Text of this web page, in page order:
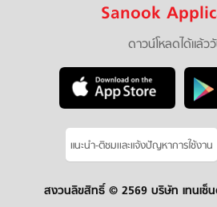
Sanook
ดาวน์โหลดได้แล้ว
แนะนำ-ติชมเเละแจ้งปัญหาการใช้งาน
สงวนลิขสิทธิ์ © 2569 บริษัท เทนเซ็